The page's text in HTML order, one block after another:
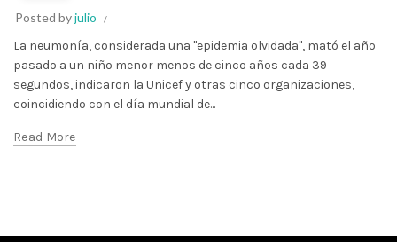
Posted byjulio
La neumonía, considerada una "epidemia olvidada", mató el año
pasado a un niño menor menos de cinco años cada 39
segundos, indicaron la Unicef y otras cinco organizaciones,
coincidiendo con el día mundial de...
Read More